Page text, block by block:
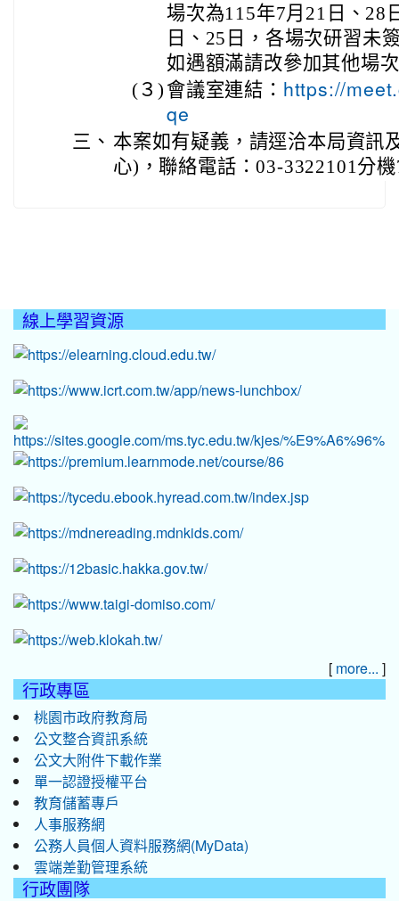
場次為115年7月21日、28
日、25日，各場次研習未
如遇額滿請改參加其他場
(３) 會議室連結： https://
qe
三、 本案如有疑義，請逕洽本局資訊
心)，聯絡電話：03-3322101分
線上學習資源
[ more... ]
行政專區
桃園市政府教育局
公文整合資訊系統
公文大附件下載作業
單一認證授權平台
教育儲蓄專戶
人事服務網
公務人員個人資料服務網(MyData)
雲端差勤管理系統
行政團隊